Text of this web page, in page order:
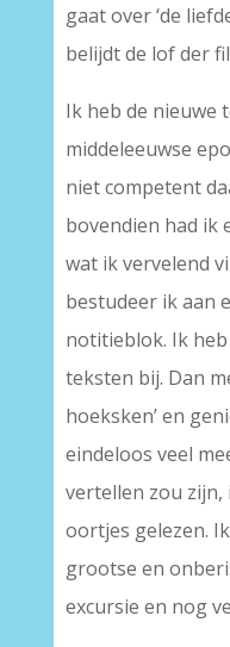
gaat over ‘de
belijdt de lof der
Ik heb de nieuwe
middeleeuwse
niet competent
bovendien had ik
wat ik vervelend
bestudeer ik aan
notitieblok. Ik
teksten bij. Dan
hoeksken’ en
eindeloos veel
vertellen zou
oortjes gelezen.
grootse en
excursie en nog